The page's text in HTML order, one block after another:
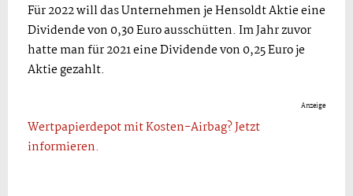
Für 2022 will das Unternehmen je Hensoldt Aktie eine
Dividende von 0,30 Euro ausschütten. Im Jahr zuvor
hatte man für 2021 eine Dividende von 0,25 Euro je
Aktie gezahlt.
Anzeige
Wertpapierdepot mit Kosten-Airbag? Jetzt
informieren.